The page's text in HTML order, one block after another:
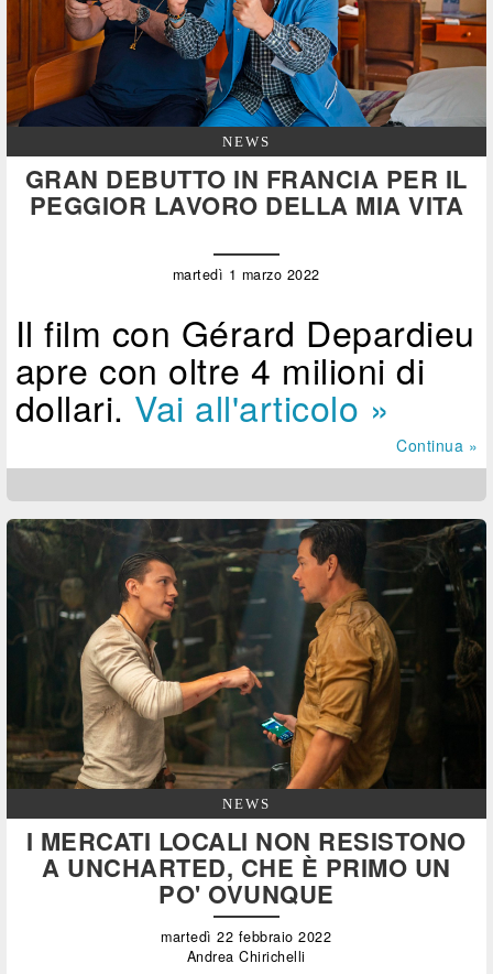
NEWS
GRAN DEBUTTO IN FRANCIA PER IL
PEGGIOR LAVORO DELLA MIA VITA
martedì 1 marzo 2022
Il film con Gérard Depardieu
apre con oltre 4 milioni di
dollari. Vai all'articolo »
Continua »
NEWS
I MERCATI LOCALI NON RESISTONO
A UNCHARTED, CHE È PRIMO UN
PO' OVUNQUE
martedì 22 febbraio 2022
Andrea Chirichelli